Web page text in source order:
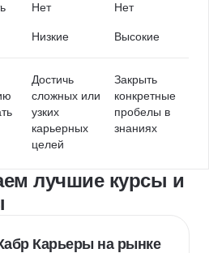
Нет Нет
Низкие Высокие
Достичь
сложных или
узких
карьерных
целей
Закрыть
конкретные
пробелы в
знаниях
лучшие курсы и
Карьеры на рынке